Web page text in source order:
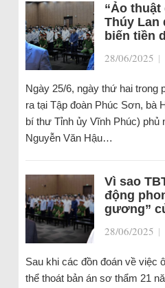
“Ảo thuật
Thúy Lan
biến tiền
28/06/2025 |
Ngày 25/6, ngày thứ hai trong
ra tại Tập đoàn Phúc Sơn, bà
bí thư Tỉnh ủy Vĩnh Phúc) phủ
Nguyễn Văn Hậu…
Vì sao
động
gương”
28/06/2025 |
Sau khi các đồn đoán về việc
thể thoát bản án sơ thẩm 21